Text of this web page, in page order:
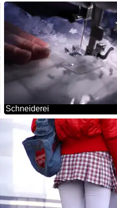
Schneiderei